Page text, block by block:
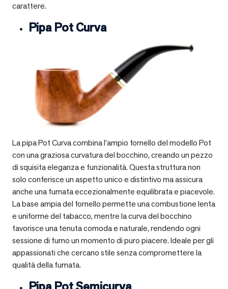
carattere.
Pipa Pot Curva
La pipa Pot Curva combina l’ampio fornello del modello Pot
con una graziosa curvatura del bocchino, creando un pezzo
di squisita eleganza e funzionalità. Questa struttura non
solo conferisce un aspetto unico e distintivo ma assicura
anche una fumata eccezionalmente equilibrata e piacevole.
La base ampia del fornello permette una combustione lenta
e uniforme del tabacco, mentre la curva del bocchino
favorisce una tenuta comoda e naturale, rendendo ogni
sessione di fumo un momento di puro piacere. Ideale per gli
appassionati che cercano stile senza compromettere la
qualità della fumata.